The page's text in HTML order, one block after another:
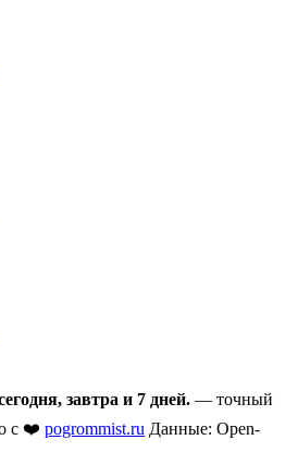
завтра и 7 дней. — точный
с ❤️ pogrommist.ru Данные: Open-